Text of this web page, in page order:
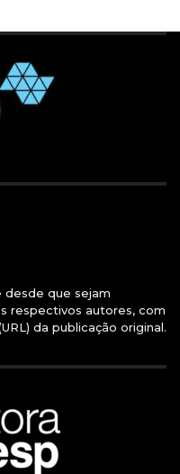
que sejam
respectivos autores, com
da publicação original.